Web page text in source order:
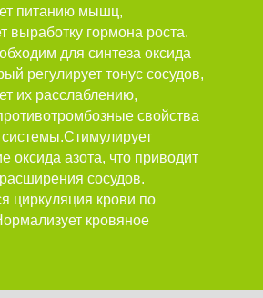
питанию мышц,
выработку гормона роста.
для синтеза оксида
регулирует тонус сосудов,
их расслаблению,
свойства
системы.Стимулирует
оксида азота, что приводит
сосудов.
циркуляция крови по
кровяное